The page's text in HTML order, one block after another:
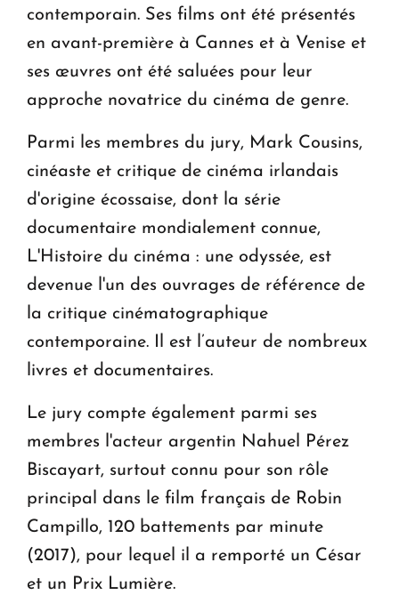
contemporain. Ses films ont été présentés
en avant-première à Cannes et à Venise et
ses œuvres ont été saluées pour leur
approche novatrice du cinéma de genre.
Parmi les membres du jury, Mark Cousins,
cinéaste et critique de cinéma irlandais
d'origine écossaise, dont la série
documentaire mondialement connue,
L'Histoire du cinéma : une odyssée, est
devenue l'un des ouvrages de référence de
la critique cinématographique
contemporaine. Il est l’auteur de nombreux
livres et documentaires.
Le jury compte également parmi ses
membres l'acteur argentin Nahuel Pérez
Biscayart, surtout connu pour son rôle
principal dans le film français de Robin
Campillo, 120 battements par minute
(2017), pour lequel il a remporté un César
et un Prix Lumière.